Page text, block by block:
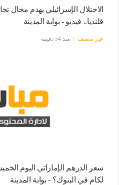
الاحتلال الإسرائيلي يهدم محال
قلنديا.. فيديو - بوابة المدينة
غير مصنف منذ 54 دقيقة
لكام في البنوك؟ - بوابة المدينة